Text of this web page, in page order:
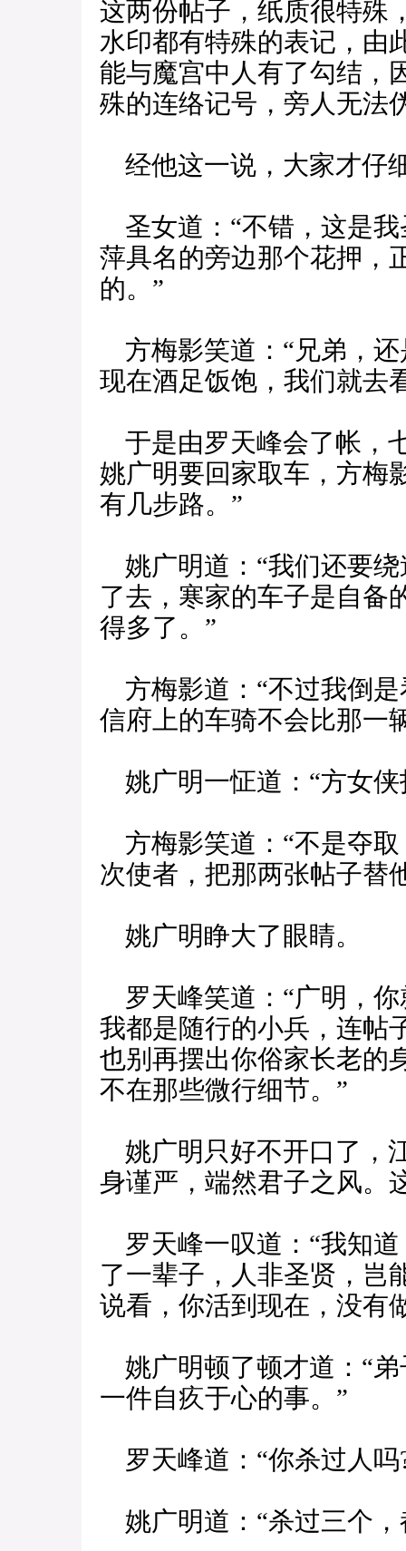
这两份帖子，纸质很特殊
水印都有特殊的表记，由
能与魔宫中人有了勾结，
殊的连络记号，旁人无法
经他这一说，大家才仔
圣女道：“不错，这是
萍具名的旁边那个花押，
的。”
方梅影笑道：“兄弟，
现在酒足饭饱，我们就去
于是由罗天峰会了帐，
姚广明要回家取车，方梅
有几步路。”
姚广明道：“我们还要
了去，寒家的车子是自备
得多了。”
方梅影道：“不过我倒
信府上的车骑不会比那一
姚广明一怔道：“方女侠
方梅影笑道：“不是夺
次使者，把那两张帖子替
姚广明睁大了眼睛。
罗天峰笑道：“广明，
我都是随行的小兵，连帖
也别再摆出你俗家长老的
不在那些微行细节。”
姚广明只好不开口了，
身谨严，端然君子之风。
罗天峰一叹道：“我知
了一辈子，人非圣贤，岂
说看，你活到现在，没有
姚广明顿了顿才道：“
一件自疚于心的事。”
罗天峰道：“你杀过人吗
姚广明道：“杀过三个，